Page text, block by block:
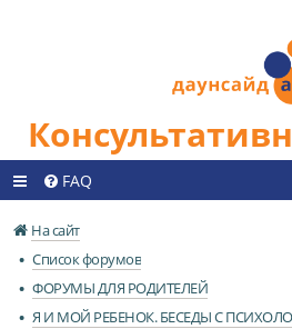
FAQ
На сайт
Список форумов
ФОРУМЫ ДЛЯ РОДИТЕЛЕЙ
Я И МОЙ РЕБЕНОК. БЕСЕДЫ С